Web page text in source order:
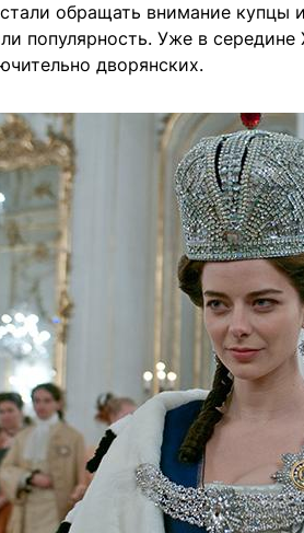
обращать внимание купцы
популярность. Уже в
дворянских.